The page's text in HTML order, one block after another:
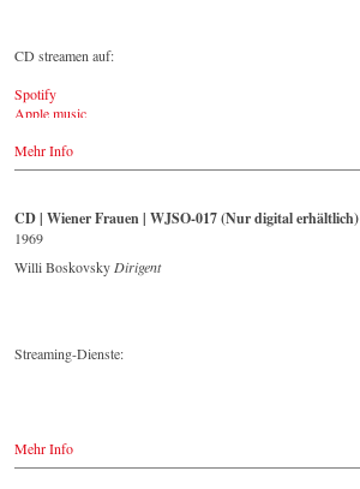
CD streamen auf:
Spotify
Apple music
Qobuz
Amazon
Deezer
Tidal
YouTube music
Mehr Info
CD | Wiener Frauen | WJSO-017 (Nur digital erhältlich)
1969
Willi Boskovsky Dirigent
Streaming-Dienste:
➡️ Youtube: https://bit.ly/40dts7F
Mehr Info